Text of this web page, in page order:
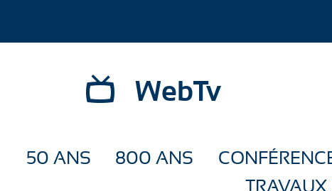
WebTv
50 ANS 800 ANS
TRAVAUX